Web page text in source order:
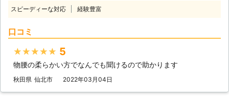
にお客様に安全で快適な環境・サービ
る被害が増えています】 近年、住宅
にねずみが侵入することによる被害が
スピーディーな対応 経験豊富
口コミ
★★★★★ 5
物腰の柔らかい方でなんでも聞けるので助かります
秋田県 仙北市 2022年03月04日